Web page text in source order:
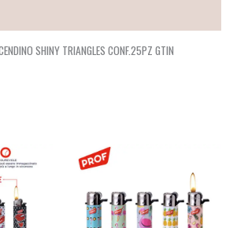
SHINY TRIANGLES CONF.25PZ GTIN